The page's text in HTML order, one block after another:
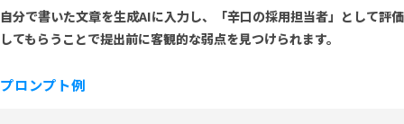
自分で書いた文章を生成AIに入力し、「辛口の採用担当者」として評価
してもらうことで提出前に客観的な弱点を見つけられます。
プロンプト例